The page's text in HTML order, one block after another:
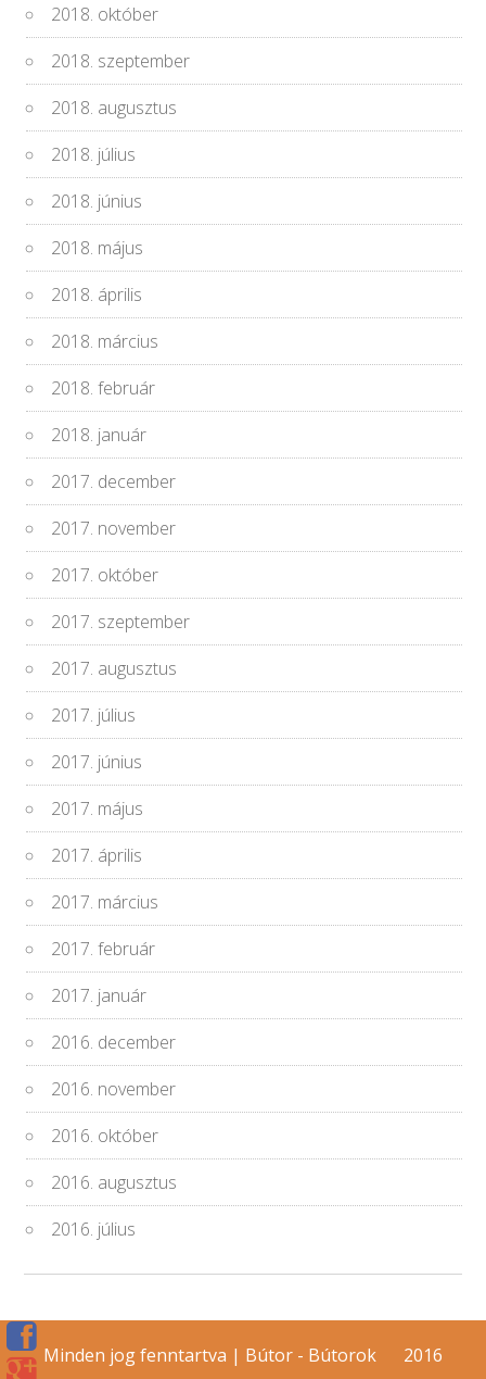
2018. október
2018. szeptember
2018. augusztus
2018. július
2018. június
2018. május
2018. április
2018. március
2018. február
2018. január
2017. december
2017. november
2017. október
2017. szeptember
2017. augusztus
2017. július
2017. június
2017. május
2017. április
2017. március
2017. február
2017. január
2016. december
2016. november
2016. október
2016. augusztus
2016. július
Minden jog fenntartva | Bútor - Bútorok 2016